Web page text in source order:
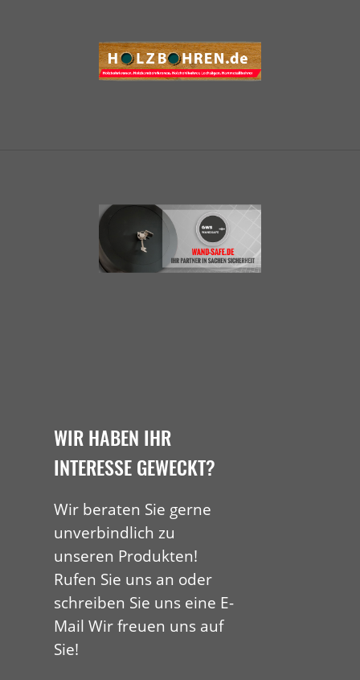
WIR HABEN IHR
INTERESSE GEWECKT?
Wir beraten Sie gerne
unverbindlich zu
unseren Produkten!
Rufen Sie uns an oder
schreiben Sie uns eine E-
Mail Wir freuen uns auf
Sie!